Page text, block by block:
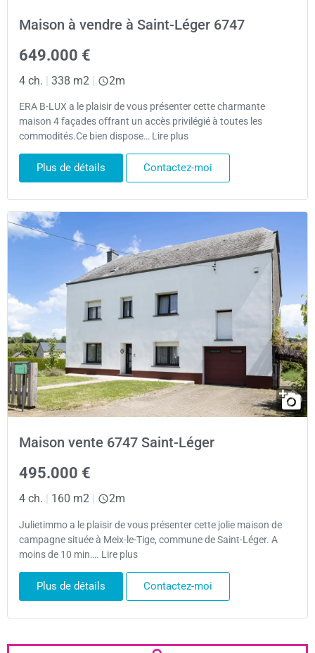
Maison à vendre à Saint-Léger 6747
649.000 €
4 ch. | 338 m2 | 2m
ERA B-LUX a le plaisir de vous présenter cette charmante
maison 4 façades offrant un accès privilégié à toutes les
commodités.Ce bien dispose… Lire plus
Plus de détails Contactez-moi
Maison vente 6747 Saint-Léger
495.000 €
4 ch. 160 m2 2m
Julietimmo a le plaisir de vous présenter cette jolie maison de
campagne située à Meix-le-Tige, commune de Saint-Léger. A
moins de 10 min…. Lire plus
Plus de détails Contactez-moi